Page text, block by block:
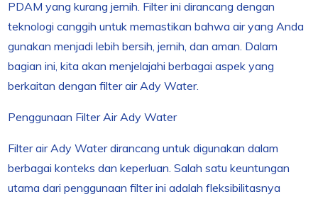
PDAM yang kurang jernih. Filter ini dirancang dengan
teknologi canggih untuk memastikan bahwa air yang Anda
gunakan menjadi lebih bersih, jernih, dan aman. Dalam
bagian ini, kita akan menjelajahi berbagai aspek yang
berkaitan dengan filter air Ady Water.
Penggunaan Filter Air Ady Water
Filter air Ady Water dirancang untuk digunakan dalam
berbagai konteks dan keperluan. Salah satu keuntungan
utama dari penggunaan filter ini adalah fleksibilitasnya